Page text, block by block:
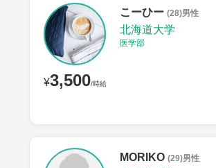
¥3,500/時給
こーひー (28)男性
北海道大学
医学部
MORIKO (29)男性